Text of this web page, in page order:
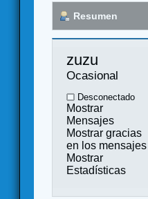
Resumen
zuzu
Ocasional
Desconectado
Mostrar
Mensajes
Mostrar gracias
en los mensajes
Mostrar
Estadísticas